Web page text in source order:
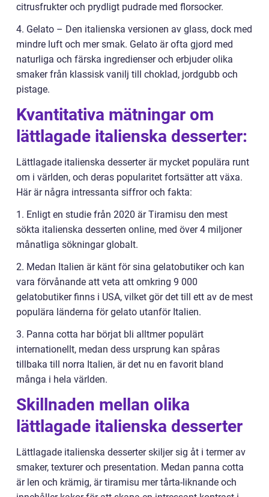
citrusfrukter och prydligt pudrade med florsocker.
4. Gelato – Den italienska versionen av glass, dock med
mindre luft och mer smak. Gelato är ofta gjord med
naturliga och färska ingredienser och erbjuder olika
smaker från klassisk vanilj till choklad, jordgubb och
pistage.
Kvantitativa mätningar om
lättlagade italienska desserter:
Lättlagade italienska desserter är mycket populära runt
om i världen, och deras popularitet fortsätter att växa.
Här är några intressanta siffror och fakta:
1. Enligt en studie från 2020 är Tiramisu den mest
sökta italienska desserten online, med över 4 miljoner
månatliga sökningar globalt.
2. Medan Italien är känt för sina gelatobutiker och kan
vara förvånande att veta att omkring 9 000
gelatobutiker finns i USA, vilket gör det till ett av de mest
populära länderna för gelato utanför Italien.
3. Panna cotta har börjat bli alltmer populärt
internationellt, medan dess ursprung kan spåras
tillbaka till norra Italien, är det nu en favorit bland
många i hela världen.
Skillnaden mellan olika
lättlagade italienska desserter
Lättlagade italienska desserter skiljer sig åt i termer av
smaker, texturer och presentation. Medan panna cotta
är len och krämig, är tiramisu mer tårta-liknande och